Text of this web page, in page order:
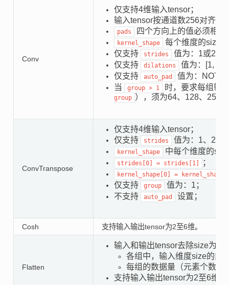
Conv
仅支持4维输入tensor；
输入tensor按通道数256对齐后
pads 四个方向上的值必须相
kernel_shape
每个维度的size
仅支持
strides
值为：1或2；
仅支持
dilations
值为：[1, 1]
仅支持
auto_pad
值为：
当
group > 1 时，要求每组输
group ），须为64、128、256
ConvTranspose
仅支持4维输入tensor；
仅支持
strides 值为：1、2、
kernel_shape 中每个维度的
strides[0] = strides[1] ；
kernel_shape[0] =
仅支持 group
值为：1；
不支持
auto_pad 设置；
Cosh 支持输入输出tensor为2至6维。
Flatten
输入和输出tensor去除size为1
各组中，输入维度size的乘
每组的数据量（元素个数 *
支持输入输出tensor为2至6维；